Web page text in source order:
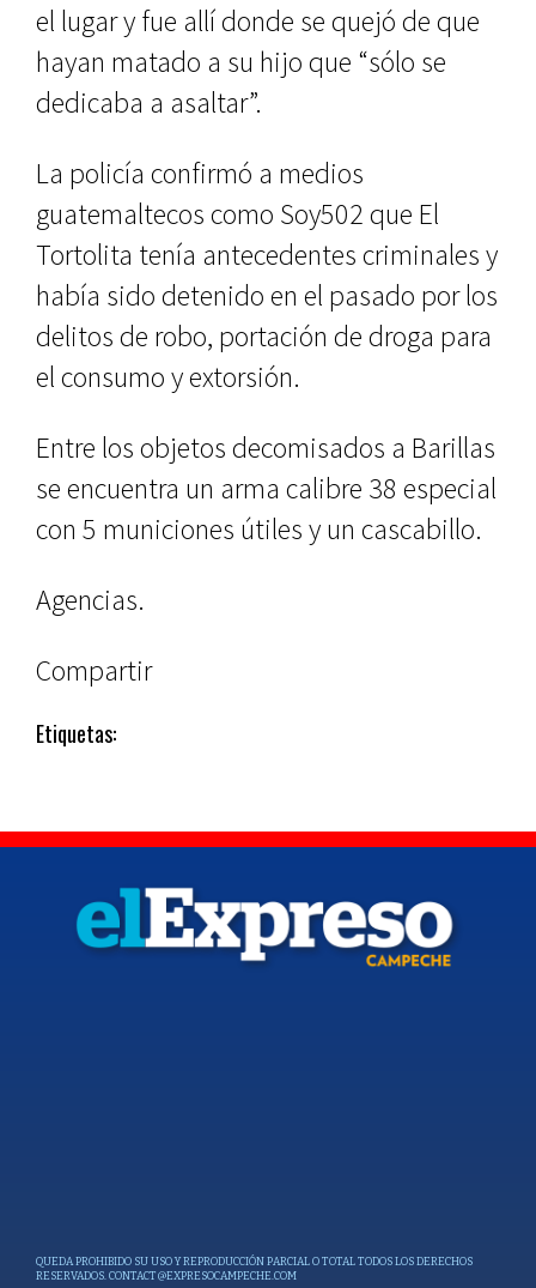
el lugar y fue allí donde se quejó de que
hayan matado a su hijo que “sólo se
dedicaba a asaltar”.
La policía confirmó a medios
guatemaltecos como Soy502 que El
Tortolita tenía antecedentes criminales y
había sido detenido en el pasado por los
delitos de robo, portación de droga para
el consumo y extorsión.
Entre los objetos decomisados a Barillas
se encuentra un arma calibre 38 especial
con 5 municiones útiles y un cascabillo.
Agencias.
Compartir
Etiquetas:
QUEDA PROHIBIDO SU USO Y REPRODUCCIÓN PARCIAL O TOTAL TODOS LOS DERECHOS
RESERVADOS. CONTACT@EXPRESOCAMPECHE.COM